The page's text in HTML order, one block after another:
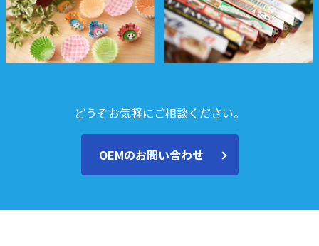
どうぞお気軽にご相談ください。
OEMのお問い合わせ